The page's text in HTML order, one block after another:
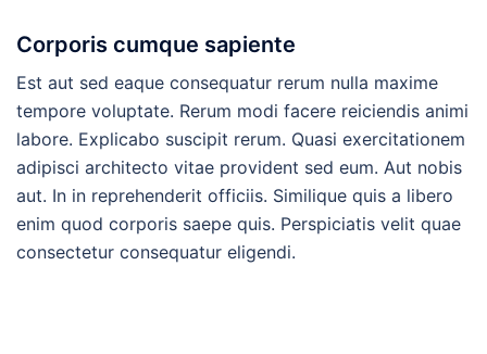
Corporis cumque sapiente
Est aut sed eaque consequatur rerum nulla maxime
tempore voluptate. Rerum modi facere reiciendis animi
labore. Explicabo suscipit rerum. Quasi exercitationem
adipisci architecto vitae provident sed eum. Aut nobis
aut. In in reprehenderit officiis. Similique quis a libero
enim quod corporis saepe quis. Perspiciatis velit quae
consectetur consequatur eligendi.